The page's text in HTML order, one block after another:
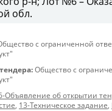
обл.
с ограниченной
Общество с
Объявление об открытии
, 13-Техническое задание,